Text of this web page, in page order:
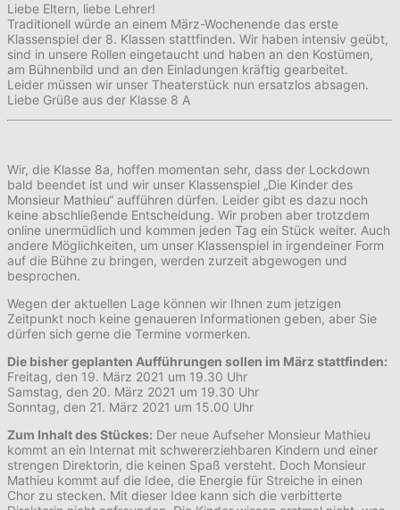
Liebe Eltern, liebe Lehrer!
Traditionell würde an einem März-Wochenende das erste
Klassenspiel der 8. Klassen stattfinden. Wir haben intensiv geübt,
sind in unsere Rollen eingetaucht und haben an den Kostümen,
am Bühnenbild und an den Einladungen kräftig gearbeitet.
Leider müssen wir unser Theaterstück nun ersatzlos absagen.
Liebe Grüße aus der Klasse 8 A
Wir, die Klasse 8a, hoffen momentan sehr, dass der Lockdown
bald beendet ist und wir unser Klassenspiel „Die Kinder des
Monsieur Mathieu“ aufführen dürfen. Leider gibt es dazu noch
keine abschließende Entscheidung. Wir proben aber trotzdem
online unermüdlich und kommen jeden Tag ein Stück weiter. Auch
andere Möglichkeiten, um unser Klassenspiel in irgendeiner Form
auf die Bühne zu bringen, werden zurzeit abgewogen und
besprochen.
Wegen der aktuellen Lage können wir Ihnen zum jetzigen
Zeitpunkt noch keine genaueren Informationen geben, aber Sie
dürfen sich gerne die Termine vormerken.
Die bisher geplanten Aufführungen sollen im März stattfinden:
Freitag, den 19. März 2021 um 19.30 Uhr
Samstag, den 20. März 2021 um 19.30 Uhr
Sonntag, den 21. März 2021 um 15.00 Uhr
Zum Inhalt des Stückes: Der neue Aufseher Monsieur Mathieu
kommt an ein Internat mit schwererziehbaren Kindern und einer
strengen Direktorin, die keinen Spaß versteht. Doch Monsieur
Mathieu kommt auf die Idee, die Energie für Streiche in einen
Chor zu stecken. Mit dieser Idee kann sich die verbitterte